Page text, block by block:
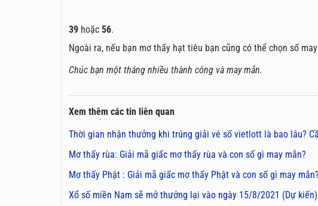
39 hoặc 56.
Ngoài ra, nếu bạn mơ thấy hạt tiêu bạn cũng có thể chọn số
Chúc bạn một tháng nhiều thành công và may mắn.
Xem thêm các tin liên quan
Thời gian nhận thưởng khi trúng giải vé số vietlott là bao lâu?
Mơ thấy rùa: Giải mã giấc mơ thấy rùa và con số gì may mắn?
Mơ thấy Phật : Giải mã giấc mơ thấy Phật và con số gì may mắn?
Xổ số miền Nam sẽ mở thưởng lại vào ngày 15/8/2021 (Dự kiến)